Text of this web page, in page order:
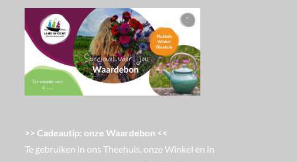
>> Cadeautip: onze Waardebon <<
Te gebruiken in ons Theehuis, onze Winkel en in